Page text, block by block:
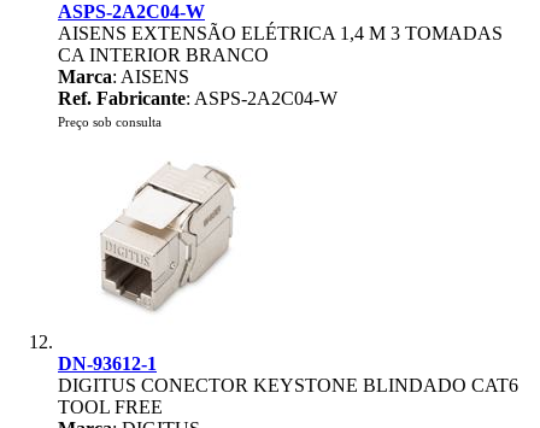
ASPS-2A2C04-W
AISENS EXTENSÃO ELÉTRICA 1,4 M 3 TOMADAS
CA INTERIOR BRANCO
Marca: AISENS
Ref. Fabricante: ASPS-2A2C04-W
Preço sob consulta
DN-93612-1
DIGITUS CONECTOR KEYSTONE BLINDADO CAT6
TOOL FREE